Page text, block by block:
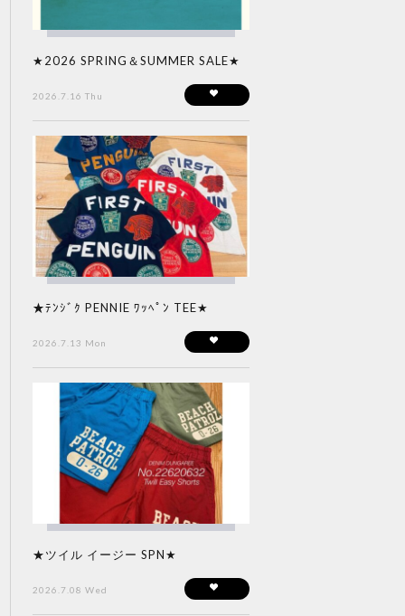
★2026 SPRING＆SUMMER SALE★
2026.7.16 Thu
★ﾃﾝｼﾞｸ PENNIE ﾜｯﾍﾟﾝ TEE★
2026.7.13 Mon
★ツイル イージー SPN★
2026.7.08 Wed